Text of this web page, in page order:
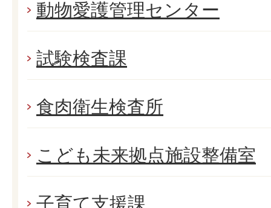
動物愛護管理センター
試験検査課
食肉衛生検査所
こども未来拠点施設整備室
子育て支援課